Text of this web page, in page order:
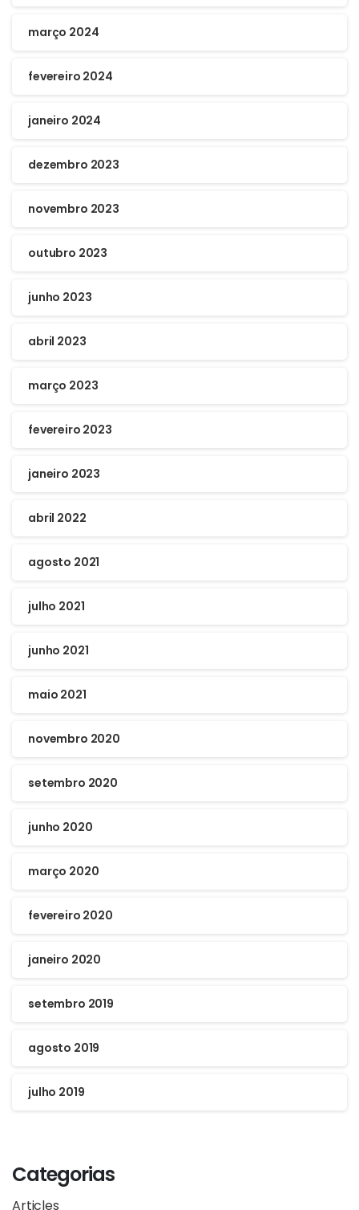
março 2024
fevereiro 2024
janeiro 2024
dezembro 2023
novembro 2023
outubro 2023
junho 2023
abril 2023
março 2023
fevereiro 2023
janeiro 2023
abril 2022
agosto 2021
julho 2021
junho 2021
maio 2021
novembro 2020
setembro 2020
junho 2020
março 2020
fevereiro 2020
janeiro 2020
setembro 2019
agosto 2019
julho 2019
Categorias
Articles